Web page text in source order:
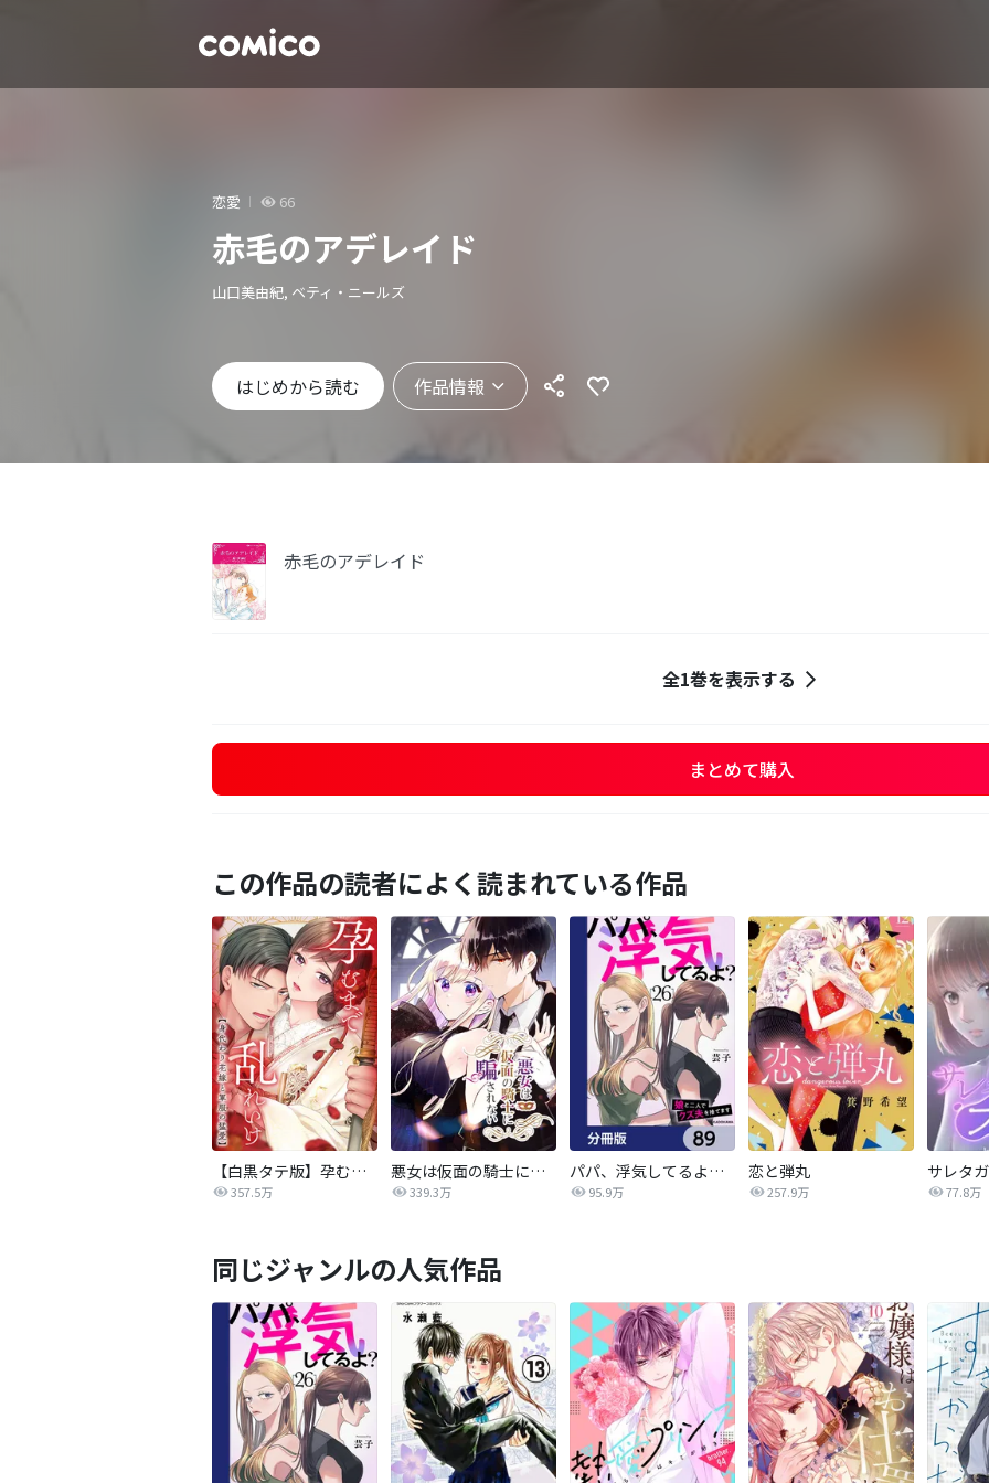
恋愛 66
赤毛のアデレイド
山口美由紀, ベティ・ニールズ
はじめから読む 作品情報
赤毛のアデレイド
全1巻を表示する
まとめて購入
この作品の読者によく読まれている作品
【白黒タテ版】孕むまで乱れいけ～身代わり花嫁と軍服の猛愛
357.5万
悪女は仮面の騎士に騙されない
339.3万
パパ、浮気してるよ？娘と二人でクズ夫を捨てます【分冊版】
95.9万
恋と弾丸
257.9万 77.8万
同じジャンルの人気作品